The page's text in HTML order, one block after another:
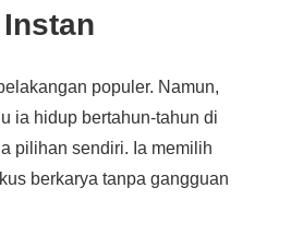
populer. Namun,
ia hidup bertahun-tahun di
pilihan sendiri. Ia memilih
berkarya tanpa gangguan